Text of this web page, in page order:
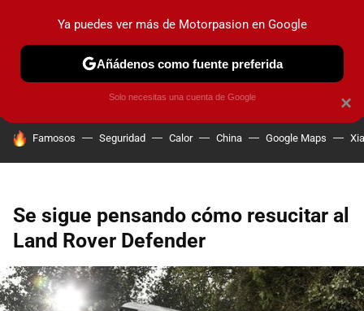
PRUEBAS COCHES ELÉCTRICOS OBSERVATORIO
HOY SE HABLA DE
Famosos Seguridad Calor China Google Maps
Se sigue pensando cómo resucitar al
Land Rover Defender
×
Ya puedes ver más de Motorpasion en Google
Añádenos como fuente preferida
Solo necesitas una cuenta de Google